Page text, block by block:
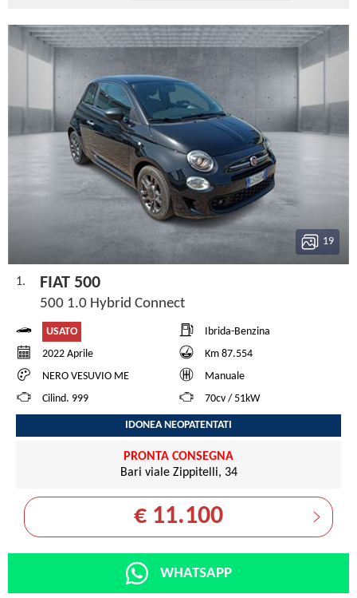
19
1. FIAT 500
500 1.0 Hybrid Connect
USATO
Ibrida-Benzina
2022 Aprile
Km 87.554
NERO VESUVIO ME
Manuale
Cilind. 999
70cv / 51kW
IDONEA NEOPATENTATI
PRONTA CONSEGNA
Bari viale Zippitelli, 34
€ 11.100
WHATSAPP